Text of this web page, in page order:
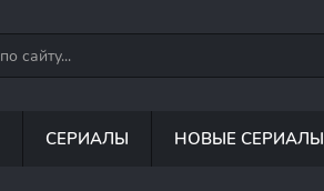
СЕРИАЛЫ НОВЫЕ СЕРИАЛЫ